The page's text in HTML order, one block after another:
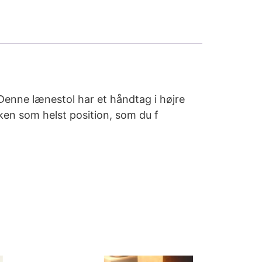
lænestol har et håndtag i højre
som helst position, som du f